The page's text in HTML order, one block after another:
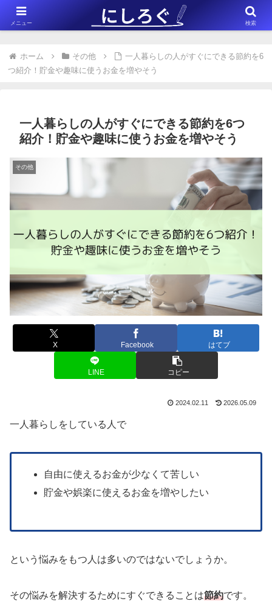
※このサイトはアフィリエイト広告（Amazonアソシエイト含む）を掲載
しています。
ホーム その他
一人暮らしの人がすぐにできる節約を6
つ紹介！貯金や趣味に使うお金を増やそう
一人暮らしの人がすぐにできる節約を6つ
紹介！貯金や趣味に使うお金を増やそう
その他
X Facebook はてブ
LINE コピー
2024.02.11 2026.05.09
一人暮らしをしている人で
自由に使えるお金が少なくて苦しい
貯金や娯楽に使えるお金を増やしたい
という悩みをもつ人は多いのではないでしょうか。
その悩みを解決するためにすぐできることは節約です。
メニュー 検索